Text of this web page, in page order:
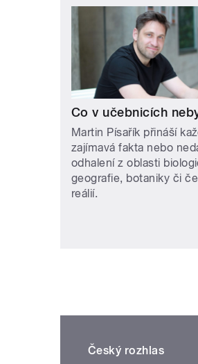
Co v učebnicích
Martin Písařík přináší
zajímavá fakta nebo
odhalení z oblasti
geografie, botaniky či
reálií.
Český rozhlas